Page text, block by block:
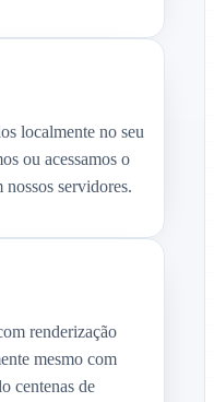
localmente no seu
ou acessamos o
nossos servidores.
renderização
mesmo com
centenas de